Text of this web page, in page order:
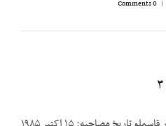
|
0 Comments